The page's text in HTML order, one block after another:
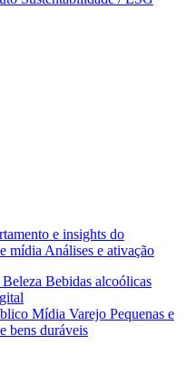
e insights do
mídia Análises e ativação
Beleza Bebidas alcoólicas
Mídia Varejo Pequenas e
bens duráveis